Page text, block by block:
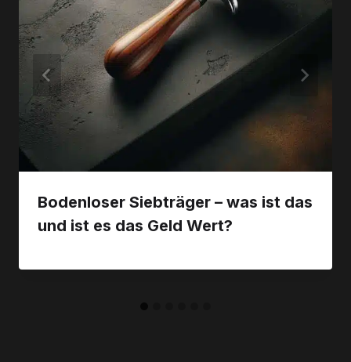
Bodenloser Siebträger – was ist das
und ist es das Geld Wert?